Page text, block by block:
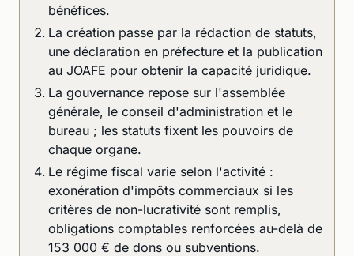
bénéfices.
La création passe par la rédaction de statuts,
une déclaration en préfecture et la publication
au JOAFE pour obtenir la capacité juridique.
La gouvernance repose sur l'assemblée
générale, le conseil d'administration et le
bureau ; les statuts fixent les pouvoirs de
chaque organe.
Le régime fiscal varie selon l'activité :
exonération d'impôts commerciaux si les
critères de non-lucrativité sont remplis,
obligations comptables renforcées au-delà de
153 000 € de dons ou subventions.